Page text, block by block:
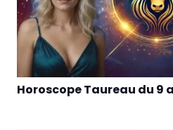
Horoscope Taureau du 9